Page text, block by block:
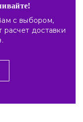
с выбором,
расчет доставки